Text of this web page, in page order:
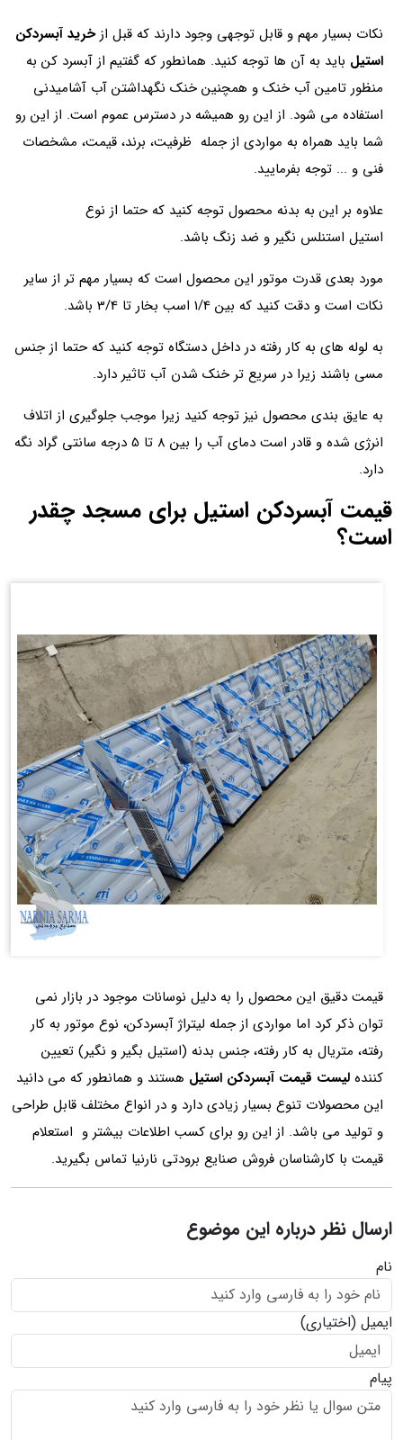
نکات بسیار مهم و قابل توجهی وجود دارند که قبل ازخرید آبسردکن
استیل باید به آن ها توجه کنید. همانطور که گفتیم از آبسرد کن به
منظور تامین آب خنک و همچنین خنک نگهداشتن آب آشامیدنی
استفاده می شود. از این رو همیشه در دسترس عموم است. از این رو
شما باید همراه به مواردی از جمله ظرفیت، برند، قیمت، مشخصات
فنی و ... توجه بفرمایید.
علاوه بر این به بدنه محصول توجه کنید که حتما از نوع
استیل استنلس نگیر و ضد زنگ باشد.
مورد بعدی قدرت موتور این محصول است که بسیار مهم تر از سایر
نکات است و دقت کنید که بین 1/4 اسب بخار تا 3/4 باشد.
به لوله های به کار رفته در داخل دستگاه توجه کنید که حتما از جنس
مسی باشند زیرا در سریع تر خنک شدن آب تاثیر دارد.
به عایق بندی محصول نیز توجه کنید زیرا موجب جلوگیری از اتلاف
انرژی شده و قادر است دمای آب را بین 8 تا 5 درجه سانتی گراد نگه
دارد.
قیمت آبسردکن استیل برای مسجد چقدر
است؟
قیمت دقیق این محصول را به دلیل نوسانات موجود در بازار نمی
توان ذکر کرد اما مواردی از جمله لیتراژ آبسردکن، نوع موتور به کار
رفته، متریال به کار رفته، جنس بدنه (استیل بگیر و نگیر) تعیین
کننده لیست قیمت آبسردکن استیل هستند و همانطور که می دانید
این محصولات تنوع بسیار زیادی دارد و در انواع مختلف قابل طراحی
و تولید می باشد. از این رو برای کسب اطلاعات بیشتر و استعلام
قیمت با کارشناسان فروش صنایع برودتی نارنیا تماس بگیرید.
ارسال نظر درباره این موضوع
نام
ایمیل (اختیاری)
پیام